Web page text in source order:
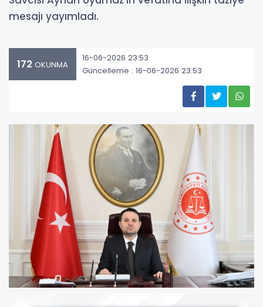
mesajı yayımladı.
172 OKUNMA
16-06-2026 23:53
Güncelleme : 16-06-2026 23:53